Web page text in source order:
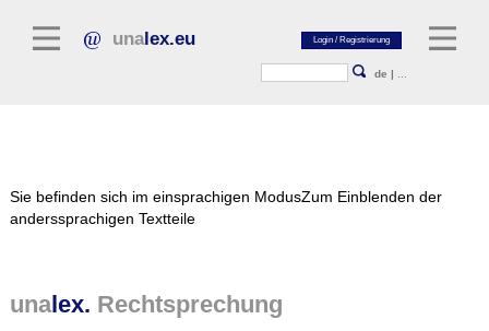
unalex.eu
de |
Sie befinden sich im einsprachigen ModusZum Einblenden der
anderssprachigen Textteile
unalex. Rechtsprechung